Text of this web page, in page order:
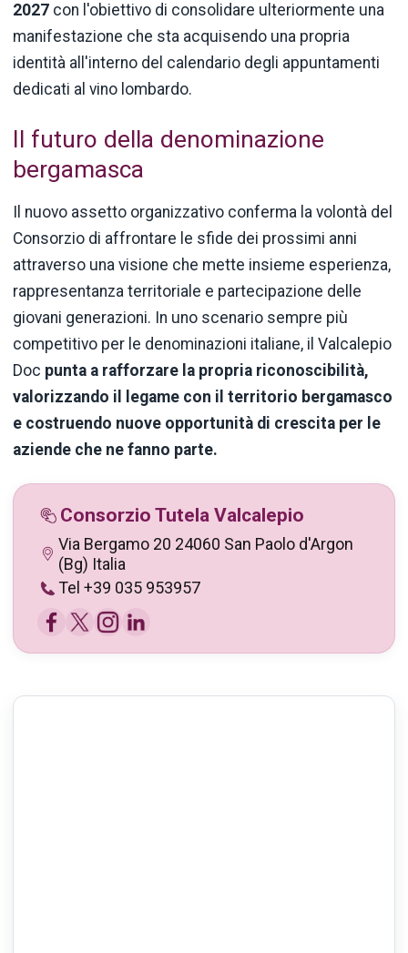
2027 con l'obiettivo di consolidare ulteriormente una
manifestazione che sta acquisendo una propria
identità all'interno del calendario degli appuntamenti
dedicati al vino lombardo.
Il futuro della denominazione
bergamasca
Il nuovo assetto organizzativo conferma la volontà del
Consorzio di affrontare le sfide dei prossimi anni
attraverso una visione che mette insieme esperienza,
rappresentanza territoriale e partecipazione delle
giovani generazioni. In uno scenario sempre più
competitivo per le denominazioni italiane, il Valcalepio
Doc punta a rafforzare la propria riconoscibilità,
valorizzando il legame con il territorio bergamasco
e costruendo nuove opportunità di crescita per le
aziende che ne fanno parte.
Consorzio Tutela Valcalepio
Via Bergamo 20 24060 San Paolo d'Argon
(Bg) Italia
Tel +39 035 953957